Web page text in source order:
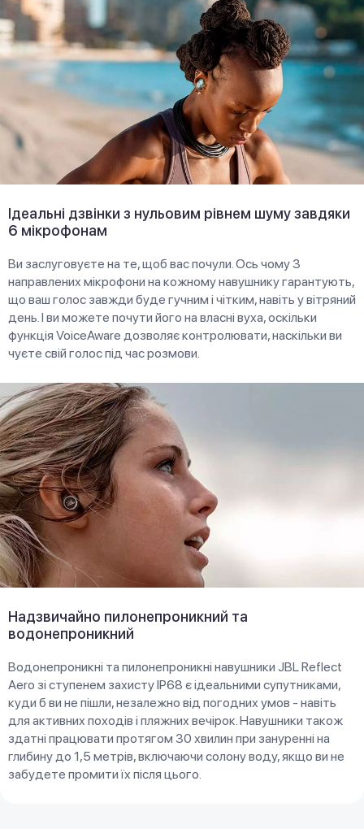
Ідеальні дзвінки з нульовим рівнем шуму завдяки
6 мікрофонам
Ви заслуговуєте на те, щоб вас почули. Ось чому 3
направлених мікрофони на кожному навушнику гарантують,
що ваш голос завжди буде гучним і чітким, навіть у вітряний
день. І ви можете почути його на власні вуха, оскільки
функція VoiceAware дозволяє контролювати, наскільки ви
чуєте свій голос під час розмови.
Надзвичайно пилонепроникний та
водонепроникний
Водонепроникні та пилонепроникні навушники JBL Reflect
Aero зі ступенем захисту IP68 є ідеальними супутниками,
куди б ви не пішли, незалежно від погодних умов - навіть
для активних походів і пляжних вечірок. Навушники також
здатні працювати протягом 30 хвилин при зануренні на
глибину до 1,5 метрів, включаючи солону воду, якщо ви не
забудете промити їх після цього.